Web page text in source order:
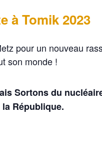
à Tomik 2023
pour un nouveau
son monde !
Sortons du
République.